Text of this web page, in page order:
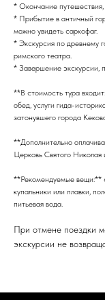
* Окончание
* Прибытие в античный
можно увидеть саркофаг.
* Экскурсия по древнему
римского театра.
* Завершение экскурсии,
**В стоимость тура
обед, услуги гида-
затонувшего города
**Дополнительно
Церковь Святого
**Рекомендуемые вещи:**
купальники или плавки,
питьевая вода.
При отмене поездки
экскурсии не